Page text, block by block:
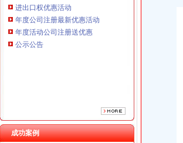
本站导航
进出口权优惠活动
年度公司注册最新优惠活动
年度活动公司注册送优惠
公示公告
成功案例